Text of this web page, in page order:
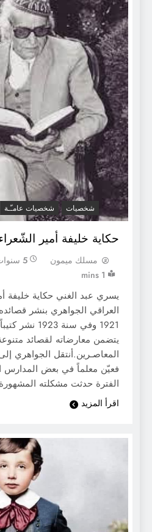
شخصيات شخصيات عامـّـة
حكاية خليفة أمير
مسلك ميمون 5 سنوات ago
1 mins
يسري عبد الغني حكاية خليفة
العراقي الجواهري بنشر
1921 وفي سنة
يتضمن معارضاته لقصائد
فعيّن معلماً في بعض المدارس
الفترة حدثت مشكلته
اقرأ المزيد